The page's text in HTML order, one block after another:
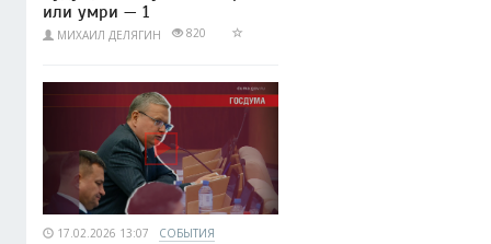
или умри — 1
МИХАИЛ ДЕЛЯГИН 820
17.02.2026 13:07 СОБЫТИЯ